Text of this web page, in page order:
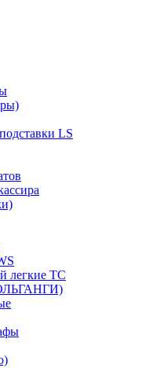
LS
легкие ТС